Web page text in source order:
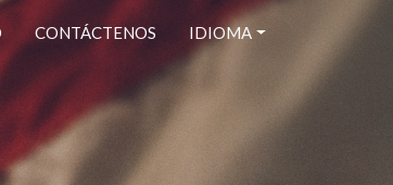
CONTÁCTENOS IDIOMA